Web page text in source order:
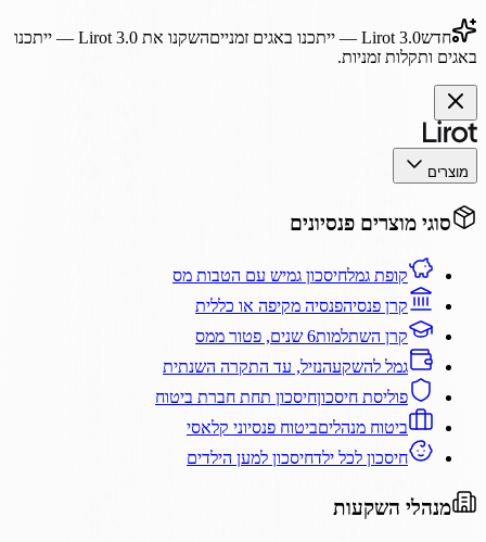
חדשLirot 3.0 — ייתכנו באגים זמנייםהשקנו את Lirot 3.0 — ייתכנו
באגים ותקלות זמניות.
מוצרים
סוגי מוצרים פנסיונים
קופת גמלחיסכון גמיש עם הטבות מס
קרן פנסיהפנסיה מקיפה או כללית
קרן השתלמות6 שנים, פטור ממס
גמל להשקעהנזיל, עד התקרה השנתית
פוליסת חיסכוןחיסכון תחת חברת ביטוח
ביטוח מנהליםביטוח פנסיוני קלאסי
חיסכון לכל ילדחיסכון למען הילדים
מנהלי השקעות